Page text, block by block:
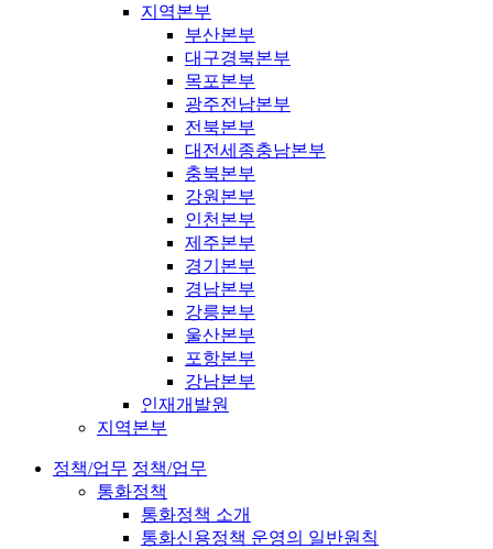
지역본부
부산본부
대구경북본부
목포본부
광주전남본부
전북본부
대전세종충남본부
충북본부
강원본부
인천본부
제주본부
경기본부
경남본부
강릉본부
울산본부
포항본부
강남본부
인재개발원
지역본부
정책/업무 정책/업무
통화정책
통화정책 소개
통화신용정책 운영의 일반원칙